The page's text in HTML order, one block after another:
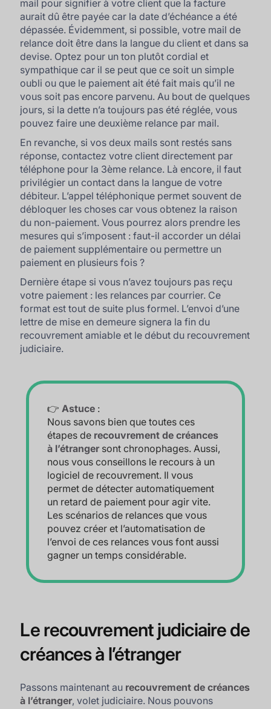
mail pour signifier à votre client que la facture
aurait dû être payée car la date d’échéance a été
dépassée. Évidemment, si possible, votre mail de
relance doit être dans la langue du client et dans sa
devise. Optez pour un ton plutôt cordial et
sympathique car il se peut que ce soit un simple
oubli ou que le paiement ait été fait mais qu’il ne
vous soit pas encore parvenu. Au bout de quelques
jours, si la dette n’a toujours pas été réglée, vous
pouvez faire une deuxième relance par mail.
En revanche, si vos deux mails sont restés sans
réponse, contactez votre client directement par
téléphone pour la 3ème relance. Là encore, il faut
privilégier un contact dans la langue de votre
débiteur. L’appel téléphonique permet souvent de
débloquer les choses car vous obtenez la raison
du non-paiement. Vous pourrez alors prendre les
mesures qui s’imposent : faut-il accorder un délai
de paiement supplémentaire ou permettre un
paiement en plusieurs fois ?
Dernière étape si vous n’avez toujours pas reçu
votre paiement : les relances par courrier. Ce
format est tout de suite plus formel. L’envoi d’une
lettre de mise en demeure signera la fin du
recouvrement amiable et le début du recouvrement
judiciaire.
👉Astuce :
Nous savons bien que toutes ces
étapes de recouvrement de créances
à l’étranger sont chronophages. Aussi,
nous vous conseillons le recours à un
logiciel de recouvrement. Il vous
permet de détecter automatiquement
un retard de paiement pour agir vite.
Les scénarios de relances que vous
pouvez créer et l’automatisation de
l’envoi de ces relances vous font aussi
gagner un temps considérable.
Le recouvrement judiciaire de
créances à l’étranger
Passons maintenant au recouvrement de créances
à l’étranger, volet judiciaire. Nous pouvons